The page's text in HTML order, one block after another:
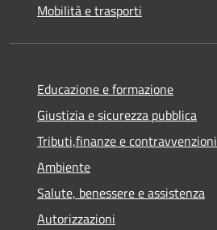
Mobilità e trasporti
Educazione e formazione
Giustizia e sicurezza pubblica
Tributi,finanze e contravvenzioni
Ambiente
Salute, benessere e assistenza
Autorizzazioni